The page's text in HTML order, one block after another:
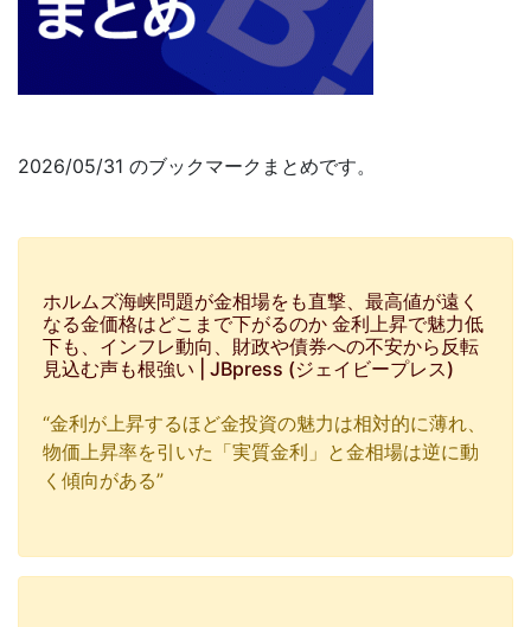
2026/05/31 のブックマークまとめです。
ホルムズ海峡問題が金相場をも直撃、最高値が遠く
なる金価格はどこまで下がるのか 金利上昇で魅力低
下も、インフレ動向、財政や債券への不安から反転
見込む声も根強い | JBpress (ジェイビープレス)
“金利が上昇するほど金投資の魅力は相対的に薄れ、
物価上昇率を引いた「実質金利」と金相場は逆に動
く傾向がある”